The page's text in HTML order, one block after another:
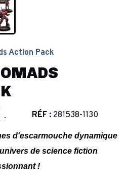
Action Pack
RÉF : 281538-1130
d'escarmouche dynamique
de science fiction
!